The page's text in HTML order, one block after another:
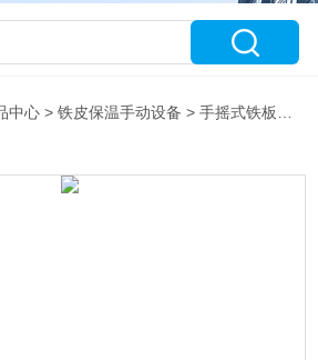
中心 >铁皮保温手动设备 >手摇式铁板压平机